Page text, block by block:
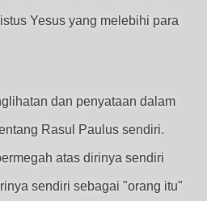
Yesus yang melebihi para
dan penyataan dalam
Rasul Paulus sendiri.
atas dirinya sendiri
sendiri sebagai "orang itu"